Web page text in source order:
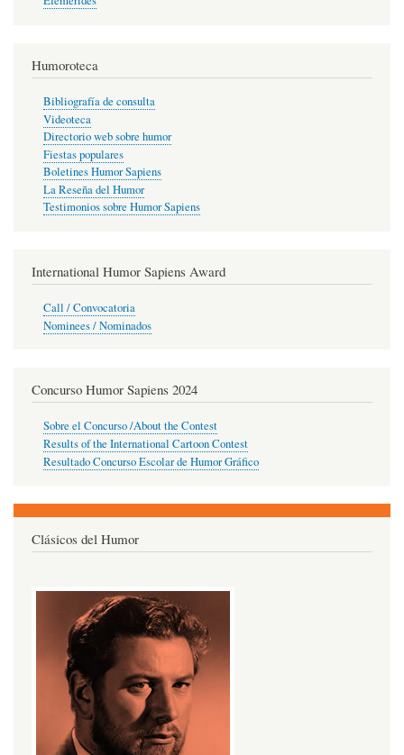
Humoroteca
Bibliografía de consulta
Videoteca
Directorio web sobre humor
Fiestas populares
Boletines Humor Sapiens
La Reseña del Humor
Testimonios sobre Humor Sapiens
International Humor Sapiens Award
Call / Convocatoria
Nominees / Nominados
Concurso Humor Sapiens 2024
Sobre el Concurso /About the Contest
Results of the International Cartoon Contest
Resultado Concurso Escolar de Humor Gráfico
Clásicos del Humor